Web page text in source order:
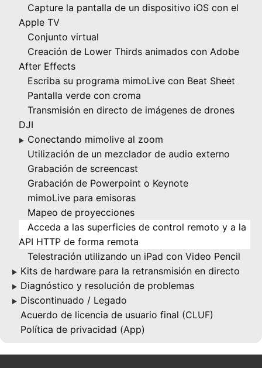
Capture la pantalla de un dispositivo iOS con el
Apple TV
Conjunto virtual
Creación de Lower Thirds animados con Adobe
After Effects
Escriba su programa mimoLive con Beat Sheet
Pantalla verde con croma
Transmisión en directo de imágenes de drones
DJI
▶ Conectando mimolive al zoom
Utilización de un mezclador de audio externo
Grabación de screencast
Grabación de Powerpoint o Keynote
mimoLive para emisoras
Mapeo de proyecciones
Acceda a las superficies de control remoto y a la
API HTTP de forma remota
Telestración utilizando un iPad con Video Pencil
▶ Kits de hardware para la retransmisión en directo
▶ Diagnóstico y resolución de problemas
▶ Discontinuado / Legado
Acuerdo de licencia de usuario final (CLUF)
Política de privacidad (App)